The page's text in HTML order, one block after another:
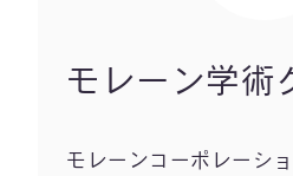
モレーン学術
モレーンコーポレーシ